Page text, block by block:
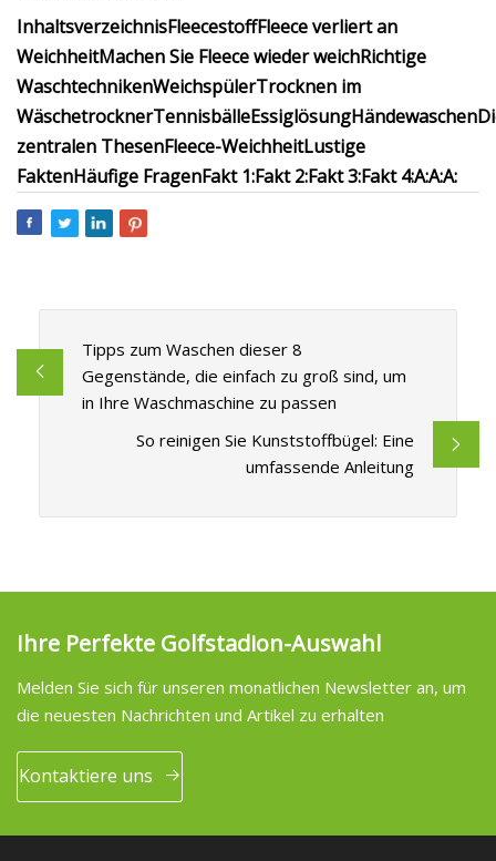
InhaltsverzeichnisFleecestoffFleece verliert an
WeichheitMachen Sie Fleece wieder weichRichtige
WaschtechnikenWeichspülerTrocknen im
WäschetrocknerTennisbälleEssiglösungHändewaschen
zentralen ThesenFleece-WeichheitLustige
FaktenHäufige FragenFakt 1:Fakt 2:Fakt 3:Fakt 4:A:A:A:
Tipps zum Waschen dieser 8
Gegenstände, die einfach zu groß sind, um
in Ihre Waschmaschine zu passen
So reinigen Sie Kunststoffbügel: Eine
umfassende Anleitung
Ihre Perfekte Golfstadion-Auswahl
Melden Sie sich für unseren monatlichen Newsletter an, um
die neuesten Nachrichten und Artikel zu erhalten
Kontaktiere uns